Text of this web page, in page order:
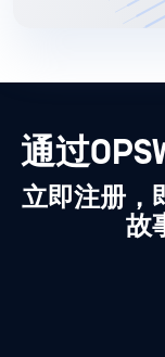
通过
立即注册，
故